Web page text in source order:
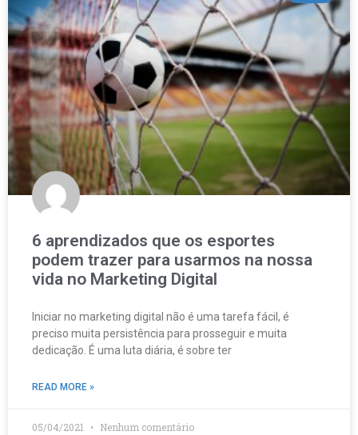
6 aprendizados que os esportes
podem trazer para usarmos na nossa
vida no Marketing Digital
Iniciar no marketing digital não é uma tarefa fácil, é
preciso muita persistência para prosseguir e muita
dedicação. É uma luta diária, é sobre ter
READ MORE »
05/04/2021 Nenhum comentário